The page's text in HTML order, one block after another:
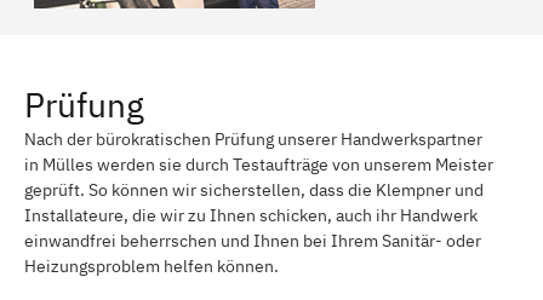
Prüfung
Nach der bürokratischen Prüfung unserer Handwerkspartner
in Mülles werden sie durch Testaufträge von unserem Meister
geprüft. So können wir sicherstellen, dass die Klempner und
Installateure, die wir zu Ihnen schicken, auch ihr Handwerk
einwandfrei beherrschen und Ihnen bei Ihrem Sanitär- oder
Heizungsproblem helfen können.